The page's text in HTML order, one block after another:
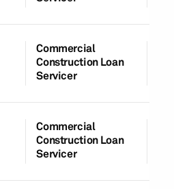
Commercial
Construction Loan
Servicer
Commercial
Construction Loan
Servicer